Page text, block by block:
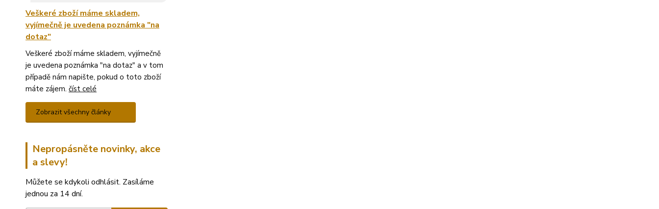
Veškeré zboží máme skladem,
vyjímečně je uvedena poznámka "na
dotaz"
Veškeré zboží máme skladem, vyjímečně
je uvedena poznámka "na dotaz" a v tom
případě nám napište, pokud o toto zboží
máte zájem. číst celé
Zobrazit všechny články
Nepropásněte novinky, akce
a slevy!
Můžete se kdykoli odhlásit. Zasíláme
jednou za 14 dní.